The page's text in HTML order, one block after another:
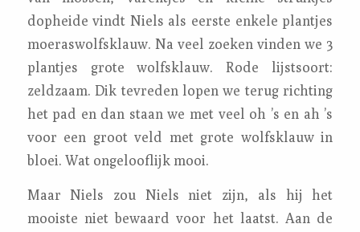
dopheide vindt Niels als eerste enkele plantjes
moeraswolfsklauw. Na veel zoeken vinden we 3
plantjes grote wolfsklauw. Rode lijstsoort:
zeldzaam. Dik tevreden lopen we terug richting
het pad en dan staan we met veel oh ’s en ah ’s
voor een groot veld met grote wolfsklauw in
bloei. Wat ongelooflijk mooi.
Maar Niels zou Niels niet zijn, als hij het
mooiste niet bewaard voor het laatst. Aan de